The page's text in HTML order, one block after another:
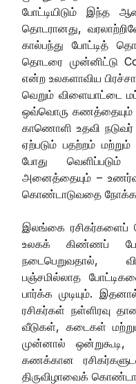
போட்டியிடும் இந்த
தொடரானது,
கால்பந்து போட்டித்
தொடரை முன்னிட்டு
என்ற உலகளாவிய
வெறும் விளையாட்டை
ஒவ்வொரு கணத்தையும் –
காணொளி உதவி நடுவர்
ஏற்படும் பதற்றம்
போது
அனைத்தையும் –
கொண்டாடுவதை
இலங்கை ரசிகர்களைப்
உலகக் கிண்ணப்
நடைபெறுவதால்,
பஞ்சமில்லாத
பார்க்க முடியும்.
ரசிகர்கள் நள்ளிரவு
வீடுகள், கடைகள்
முன்னால் ஒன்றுகூடி,
கணக்கான
திருவிழாவைக்